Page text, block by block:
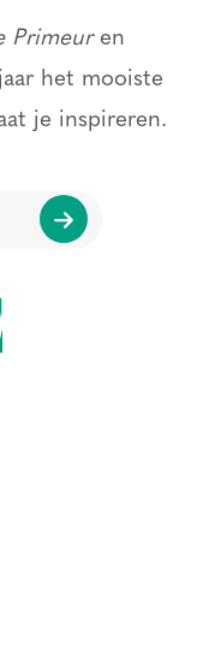
Primeuren
het mooiste
je inspireren.